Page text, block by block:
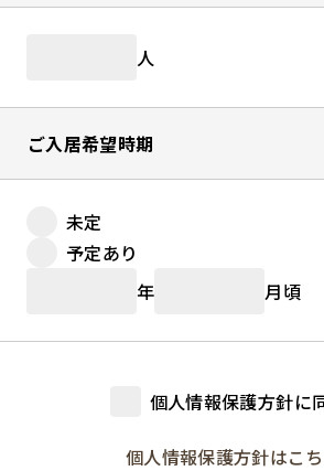
人
ご入居希望時期
未定
予定あり
年
月頃
個人情報保護方針に
個人情報保護方針はこ